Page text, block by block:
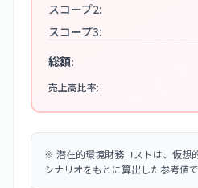
スコープ2:
スコープ3:
総額:
売上高比率:
※ 潜在的環境財務コストは、仮想
シナリオをもとに算出した参考値で